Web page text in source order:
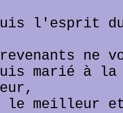
l'esprit
ne
marié à
le meilleur